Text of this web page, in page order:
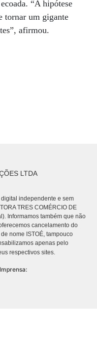
“A hipótese
tornar um gigante
afirmou.
LTDA
digital independente e sem
TRES COMÉRCIO DE
Informamos também que não
cancelamento do
nome ISTOÉ, tampouco
apenas pelo
respectivos sites.